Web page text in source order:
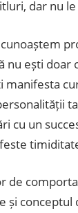
dar nu
nu ești
cu un
de
și